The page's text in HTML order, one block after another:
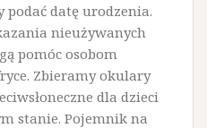
podać datę urodzenia.
nieużywanych
pomóc osobom
Zbieramy okulary
dla dzieci
stanie. Pojemnik na